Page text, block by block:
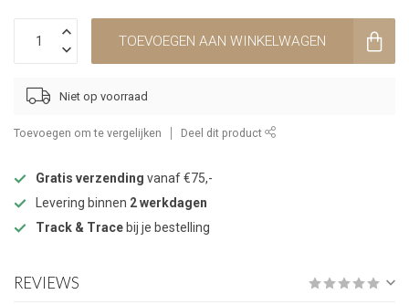
TOEVOEGEN AAN WINKELWAGEN
Niet op voorraad
Toevoegen om te vergelijken Deel dit product
Gratis verzending vanaf €75,-
Levering binnen 2 werkdagen
Track & Trace bij je bestelling
REVIEWS